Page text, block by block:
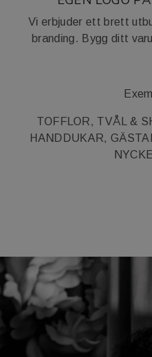
Vi erbjuder ett brett
branding. Bygg ditt
TOFFLOR, TVÅL &
HANDDUKAR,